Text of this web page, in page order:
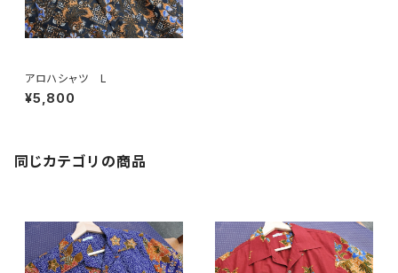
アロハシャツ L
¥5,800
同じカテゴリの商品